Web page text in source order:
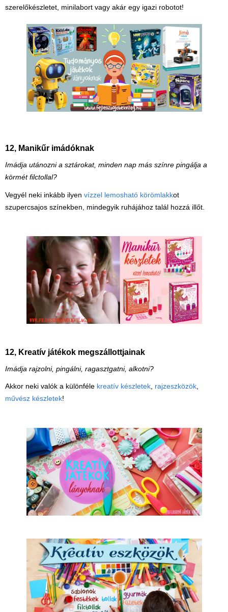
szerelőkészletet, minilabort vagy akár egy igazi robotot!
12, Manikűr imádóknak
Imádja utánozni a sztárokat, minden nap más színre pingálja a
körmét filctollal?
Vegyél neki inkább ilyen vízzel lemosható körömlakkot
szupercsajos színekben, mindegyik ruhájához talál hozzá illőt.
12, Kreatív játékok megszállottjainak
Imádja rajzolni, pingálni, ragasztgatni, alkotni?
Akkor neki valók a különféle kreatív készletek, rajzeszközök,
művész készletek!